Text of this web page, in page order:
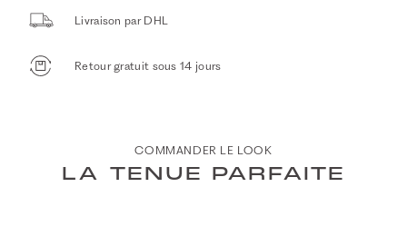
Livraison par DHL
Retour gratuit sous 14 jours
COMMANDER LE LOOK
LA TENUE PARFAITE